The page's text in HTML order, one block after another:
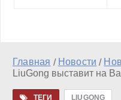
Главная / Новости /
LiuGong выставит на
ТЕГИ LIUGONG